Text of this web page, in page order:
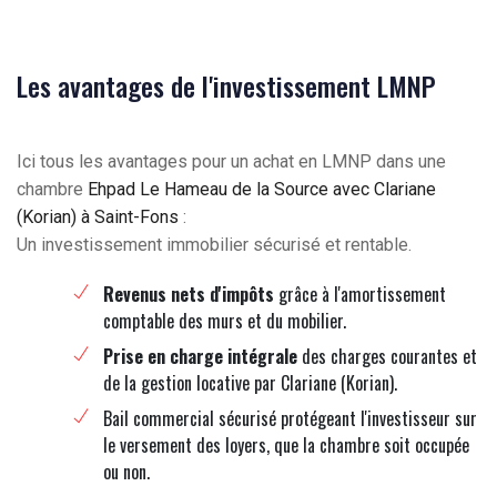
Les avantages de l'investissement LMNP
Ici tous les avantages pour un achat en LMNP dans une
chambre Ehpad Le Hameau de la Source avec Clariane
(Korian) à Saint-Fons :
Un investissement immobilier sécurisé et rentable.
Revenus nets d'impôts grâce à l'amortissement
comptable des murs et du mobilier.
Prise en charge intégrale des charges courantes et
de la gestion locative par Clariane (Korian).
Bail commercial sécurisé protégeant l'investisseur sur
le versement des loyers, que la chambre soit occupée
ou non.